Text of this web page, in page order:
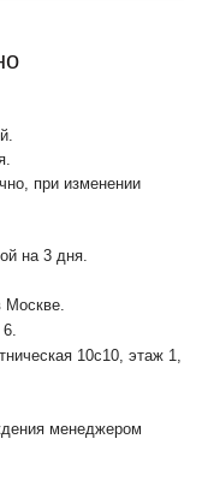
при изменении
на 3 дня.
Москве.
10с10, этаж 1,
менеджером